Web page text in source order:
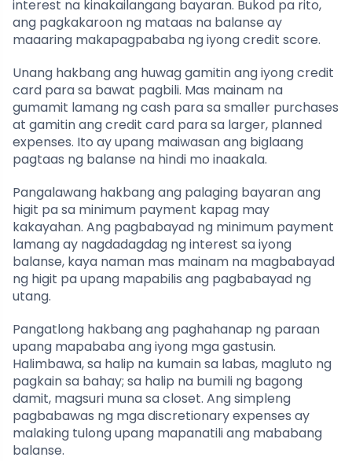
interest na kinakailangang bayaran. Bukod pa rito,
ang pagkakaroon ng mataas na balanse ay
maaaring makapagpababa ng iyong credit score.
Unang hakbang ang huwag gamitin ang iyong credit
card para sa bawat pagbili. Mas mainam na
gumamit lamang ng cash para sa smaller purchases
at gamitin ang credit card para sa larger, planned
expenses. Ito ay upang maiwasan ang biglaang
pagtaas ng balanse na hindi mo inaakala.
Pangalawang hakbang ang palaging bayaran ang
higit pa sa minimum payment kapag may
kakayahan. Ang pagbabayad ng minimum payment
lamang ay nagdadagdag ng interest sa iyong
balanse, kaya naman mas mainam na magbabayad
ng higit pa upang mapabilis ang pagbabayad ng
utang.
Pangatlong hakbang ang paghahanap ng paraan
upang mapababa ang iyong mga gastusin.
Halimbawa, sa halip na kumain sa labas, magluto ng
pagkain sa bahay; sa halip na bumili ng bagong
damit, magsuri muna sa closet. Ang simpleng
pagbabawas ng mga discretionary expenses ay
malaking tulong upang mapanatili ang mababang
balanse.